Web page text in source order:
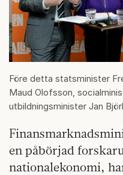
Före detta statsminister
Maud Olofsson,
utbildningsminister Jan
en påbörjad
nationalekonomi,